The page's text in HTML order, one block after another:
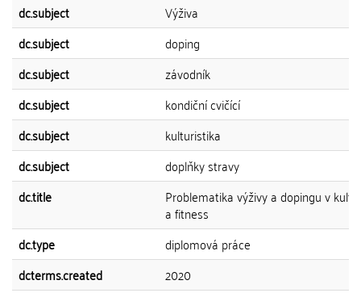
dc.subject
Výživa
dc.subject
doping
dc.subject
závodník
dc.subject
kondiční cvičící
dc.subject
kulturistika
dc.subject
doplňky stravy
dc.title
Problematika výživy a dopingu v
a fitness
dc.type
diplomová práce
dcterms.created
2020